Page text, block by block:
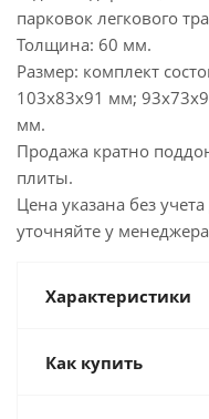
парковок легкового
Толщина: 60 мм.
Размер: комплект
103х83х91 мм;
мм.
Продажа кратно
плиты.
Цена указана без
уточняйте у
Характеристики
Как купить